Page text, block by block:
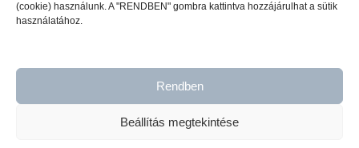
(cookie) használunk. A "RENDBEN" gombra kattintva hozzájárulhat a sütik
használatához.
Rendben
Beállítás megtekintése
Cikkszám:700363